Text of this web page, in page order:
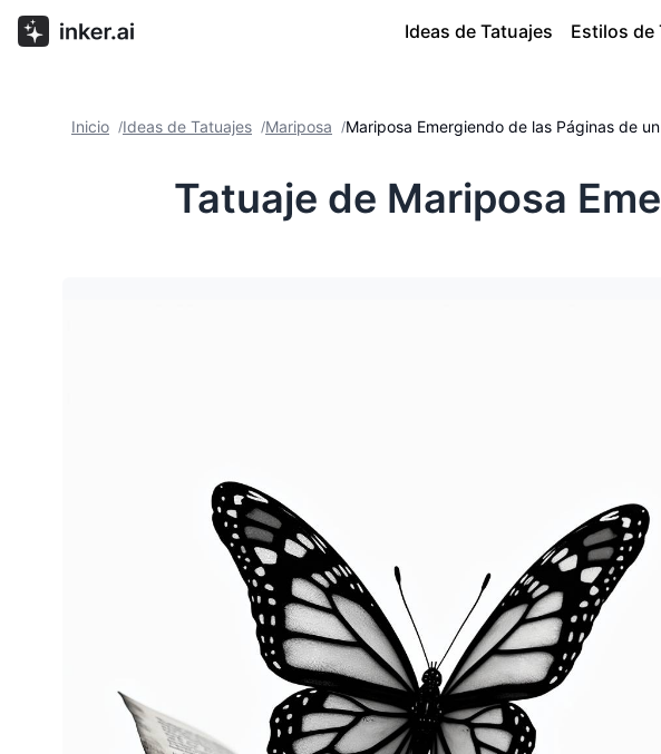
Ideas de Tatuajes Estilos de
Inicio /Ideas de Tatuajes /Mariposa /Mariposa Emergiendo de las Páginas de
Tatuaje de Mariposa